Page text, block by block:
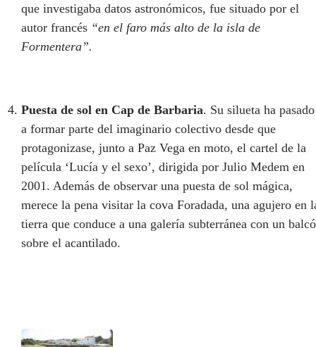
que investigaba datos astronómicos, fue situado por el
autor francés “en el faro más alto de la isla de
Formentera”.
Puesta de sol en Cap de Barbaria. Su silueta ha pasado
a formar parte del imaginario colectivo desde que
protagonizase, junto a Paz Vega en moto, el cartel de la
película ‘Lucía y el sexo’, dirigida por Julio Medem en
2001. Además de observar una puesta de sol mágica,
merece la pena visitar la cova Foradada, una agujero en
tierra que conduce a una galería subterránea con un
sobre el acantilado.